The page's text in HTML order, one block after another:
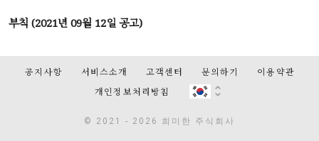
부칙 (2021년 09월 12일 공고)
공지사항 서비스소개 고객센터 문의하기
이용약관
개인정보처리방침
© 2021 - 2026 희미한 주식회사